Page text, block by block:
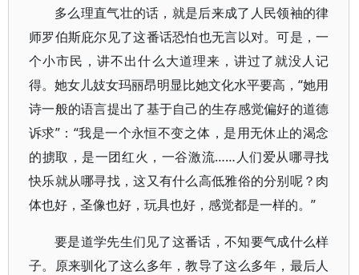
多么理直气壮的话，就是后来成了人民领袖的律
师罗伯斯庇尔见了这番话恐怕也无言以对。可是，一
个小市民，讲不出什么大道理来，讲过了就没人记
得。她女儿妓女玛丽昂明显比她文化水平要高，“她用
诗一般的语言提出了基于自己的生存感觉偏好的道德
诉求”：“我是一个永恒不变之体，是用无休止的渴念
的掳取，是一团红火，一谷激流……人们爱从哪寻找
快乐就从哪寻找，这又有什么高低雅俗的分别呢？肉
体也好，圣像也好，玩具也好，感觉都是一样的。”
要是道学先生们见了这番话，不知要气成什么样
子。原来驯化了这么多年，教导了这么多年，最后人